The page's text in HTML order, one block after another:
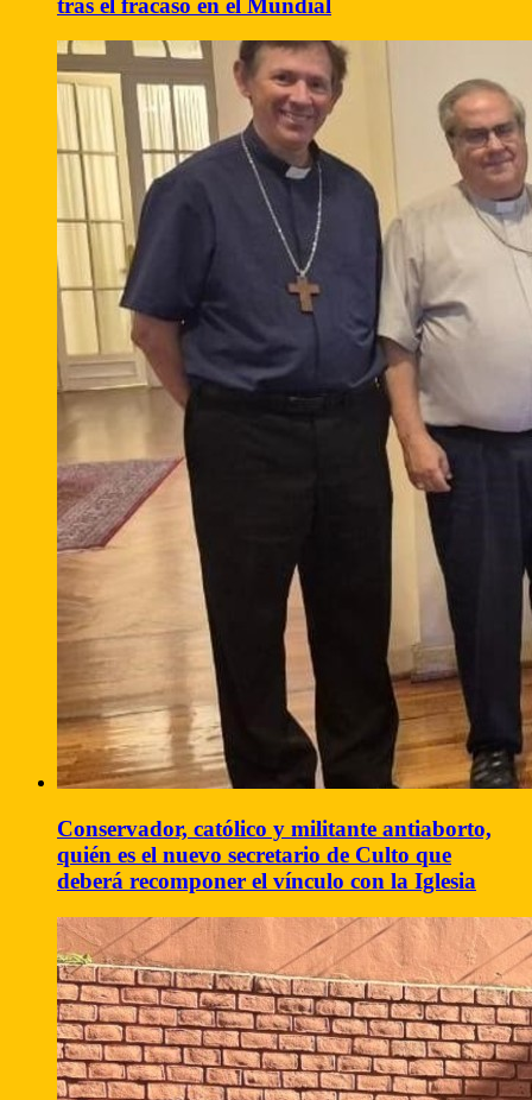
Conservador, católico y militante antiaborto,
quién es el nuevo secretario de Culto que
deberá recomponer el vínculo con la Iglesia